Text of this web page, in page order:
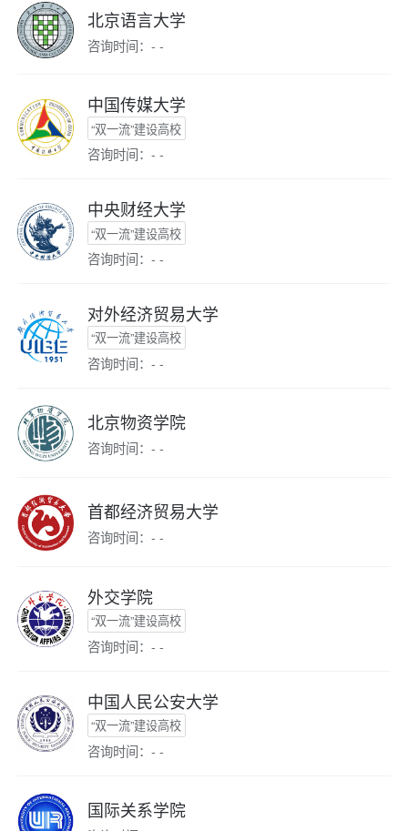
北京语言大学
咨询时间：- -
中国传媒大学
“双一流”建设高校
咨询时间：- -
中央财经大学
“双一流”建设高校
咨询时间：- -
对外经济贸易大学
“双一流”建设高校
咨询时间：- -
北京物资学院
咨询时间：- -
首都经济贸易大学
咨询时间：- -
外交学院
“双一流”建设高校
咨询时间：- -
中国人民公安大学
“双一流”建设高校
咨询时间：- -
国际关系学院